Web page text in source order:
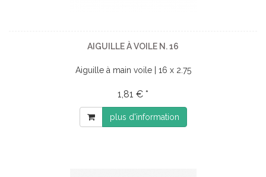
AIGUILLE À VOILE N. 16
Aiguille à main voile | 16 x 2.75
1,81 € *
plus d'information